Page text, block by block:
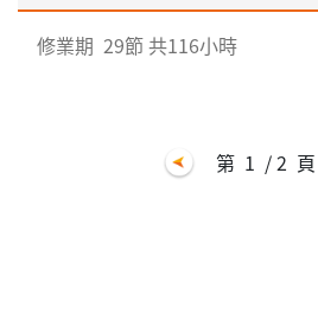
修業期 29節 共116小時
第 1 / 2 頁